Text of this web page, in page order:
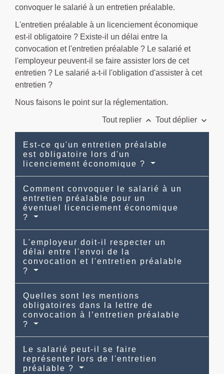
convoquer le salarié à un entretien préalable.
L'entretien préalable à un licenciement économique
est-il obligatoire ? Existe-il un délai entre la
convocation et l'entretien préalable ? Le salarié et
l'employeur peuvent-il se faire assister lors de cet
entretien ? Le salarié a-t-il l'obligation d'assister à cet
entretien ?
Nous faisons le point sur la réglementation.
Tout replier keyboard_arrow_up Tout déplier keyboard_arrow_down
Est-ce qu'un entretien préalable
est obligatoire lors d'un
licenciement économique ?
Comment convoquer le salarié à un
entretien préalable pour un
éventuel licenciement économique
?
L'employeur doit-il respecter un
délai entre l'envoi de la
convocation et l'entretien préalable
?
Quelles sont les mentions
obligatoires dans la lettre de
convocation à l’entretien préalable
?
Le salarié peut-il se faire
représenter lors de l'entretien
préalable ?